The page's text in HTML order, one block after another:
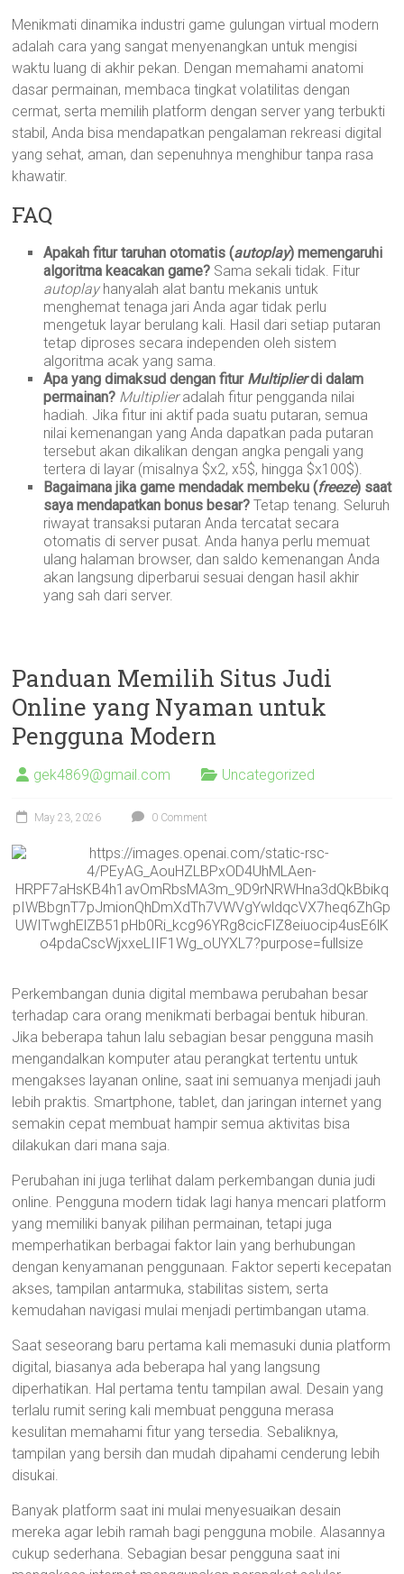
Menikmati dinamika industri game gulungan virtual modern
adalah cara yang sangat menyenangkan untuk mengisi
waktu luang di akhir pekan. Dengan memahami anatomi
dasar permainan, membaca tingkat volatilitas dengan
cermat, serta memilih platform dengan server yang terbukti
stabil, Anda bisa mendapatkan pengalaman rekreasi digital
yang sehat, aman, dan sepenuhnya menghibur tanpa rasa
khawatir.
FAQ
Apakah fitur taruhan otomatis (autoplay) memengaruhi
algoritma keacakan game? Sama sekali tidak. Fitur
autoplayhanyalah alat bantu mekanis untuk
menghemat tenaga jari Anda agar tidak perlu
mengetuk layar berulang kali. Hasil dari setiap putaran
tetap diproses secara independen oleh sistem
algoritma acak yang sama.
Apa yang dimaksud dengan fitur Multiplierdi dalam
permainan? Multiplieradalah fitur pengganda nilai
hadiah. Jika fitur ini aktif pada suatu putaran, semua
nilai kemenangan yang Anda dapatkan pada putaran
tersebut akan dikalikan dengan angka pengali yang
tertera di layar (misalnya $x2, x5$, hingga $x100$).
Bagaimana jika game mendadak membeku (freeze) saat
saya mendapatkan bonus besar? Tetap tenang. Seluruh
riwayat transaksi putaran Anda tercatat secara
otomatis di server pusat. Anda hanya perlu memuat
ulang halaman browser, dan saldo kemenangan Anda
akan langsung diperbarui sesuai dengan hasil akhir
yang sah dari server.
Panduan Memilih Situs Judi
Online yang Nyaman untuk
Pengguna Modern
gek4869@gmail.com Uncategorized
May 23, 2026 0 Comment
Perkembangan dunia digital membawa perubahan besar
terhadap cara orang menikmati berbagai bentuk hiburan.
Jika beberapa tahun lalu sebagian besar pengguna masih
mengandalkan komputer atau perangkat tertentu untuk
mengakses layanan online, saat ini semuanya menjadi jauh
lebih praktis. Smartphone, tablet, dan jaringan internet yang
semakin cepat membuat hampir semua aktivitas bisa
dilakukan dari mana saja.
Perubahan ini juga terlihat dalam perkembangan dunia judi
online. Pengguna modern tidak lagi hanya mencari platform
yang memiliki banyak pilihan permainan, tetapi juga
memperhatikan berbagai faktor lain yang berhubungan
dengan kenyamanan penggunaan. Faktor seperti kecepatan
akses, tampilan antarmuka, stabilitas sistem, serta
kemudahan navigasi mulai menjadi pertimbangan utama.
Saat seseorang baru pertama kali memasuki dunia platform
digital, biasanya ada beberapa hal yang langsung
diperhatikan. Hal pertama tentu tampilan awal. Desain yang
terlalu rumit sering kali membuat pengguna merasa
kesulitan memahami fitur yang tersedia. Sebaliknya,
tampilan yang bersih dan mudah dipahami cenderung lebih
disukai.
Banyak platform saat ini mulai menyesuaikan desain
mereka agar lebih ramah bagi pengguna mobile. Alasannya
cukup sederhana. Sebagian besar pengguna saat ini